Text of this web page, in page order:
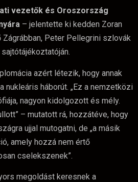
vezetők és Oroszország
– jelentette ki kedden Zoran
Zágrábban, Peter Pellegrini szlovák
azért létezik, hogy annak
nukleáris háborút. „Ez a nemzetközi
nagyon kidolgozott és mély.
– mutatott rá, hozzátéve, hogy
ujjal mutogatni, de „a másik
amely hozzá nem értő
cselekszenek”.
megoldást keresnek a